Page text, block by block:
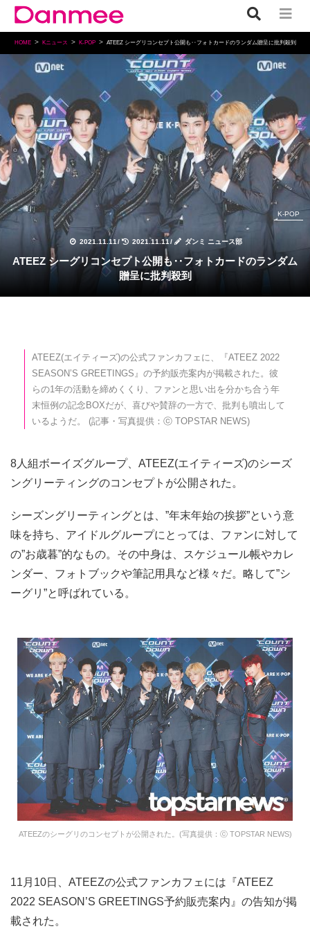
HOME Kニュース K-POP ATEEZ シーグリコンセプト公開も‥フォトカードのランダム贈呈に批判殺到
2021.11.11 / 2021.11.11 / ダンミ ニュース部
K-POP
ATEEZ シーグリコンセプト公開も‥フォトカードのランダム
贈呈に批判殺到
ATEEZ(エイティーズ)の公式ファンカフェに、『ATEEZ 2022
SEASON’S GREETINGS』の予約販売案内が掲載された。彼
らの1年の活動を締めくくり、ファンと思い出を分かち合う年
末恒例の記念BOXだが、喜びや賛辞の一方で、批判も噴出して
いるようだ。 (記事・写真提供：ⓒ TOPSTAR NEWS)
8人組ボーイズグループ、ATEEZ(エイティーズ)のシーズ
ングリーティングのコンセプトが公開された。
シーズングリーティングとは、”年末年始の挨拶”という意
味を持ち、アイドルグループにとっては、ファンに対して
の”お歳暮”的なもの。その中身は、スケジュール帳やカレ
ンダー、フォトブックや筆記用具など様々だ。略して”シ
ーグリ”と呼ばれている。
ATEEZのシーグリのコンセプトが公開された。(写真提供：ⓒ TOPSTAR NEWS)
11月10日、ATEEZの公式ファンカフェには『ATEEZ
2022 SEASON’S GREETINGS予約販売案内』の告知が掲
載された。